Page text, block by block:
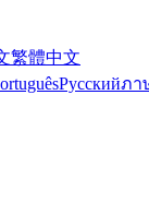
繁體中文
Русскийภา